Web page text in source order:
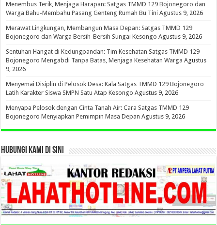
Menembus Terik, Menjaga Harapan: Satgas TMMD 129 Bojonegoro dan
Warga Bahu-Membahu Pasang Genteng Rumah Bu Tini Agustus 9, 2026
Merawat Lingkungan, Membangun Masa Depan: Satgas TMMD 129
Bojonegoro dan Warga Bersih-Bersih Sungai Kesongo Agustus 9, 2026
Sentuhan Hangat di Kedungpandan: Tim Kesehatan Satgas TMMD 129
Bojonegoro Mengabdi Tanpa Batas, Menjaga Kesehatan Warga Agustus
9, 2026
Menyemai Disiplin di Pelosok Desa: Kala Satgas TMMD 129 Bojonegoro
Latih Karakter Siswa SMPN Satu Atap Kesongo Agustus 9, 2026
Menyapa Pelosok dengan Cinta Tanah Air: Cara Satgas TMMD 129
Bojonegoro Menyiapkan Pemimpin Masa Depan Agustus 9, 2026
HUBUNGI KAMI DI SINI